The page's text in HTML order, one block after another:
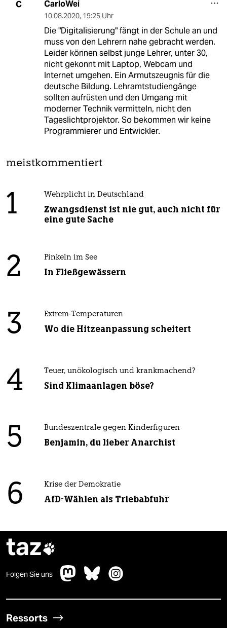
C CarloWei
10.08.2020, 19:25 Uhr
Die "Digitalisierung" fängt in der Schule an und
muss von den Lehrern nahe gebracht werden.
Leider können selbst junge Lehrer, unter 30,
nicht gekonnt mit Laptop, Webcam und
Internet umgehen. Ein Armutszeugnis für die
deutsche Bildung. Lehramtstudiengänge
sollten aufrüsten und den Umgang mit
moderner Technik vermitteln, nicht den
Tageslichtprojektor. So bekommen wir keine
Programmierer und Entwickler.
meistkommentiert
1 Wehrplicht in Deutschland
Zwangsdienst ist nie gut, auch nicht für
eine gute Sache
2 Pinkeln im See
In Fließgewässern
3 Extrem-Temperaturen
Wo die Hitzeanpassung scheitert
4 Teuer, unökologisch und krankmachend?
Sind Klimaanlagen böse?
5 Bundeszentrale gegen Kinderfiguren
Benjamin, du lieber Anarchist
6 Krise der Demokratie
AfD-Wählen als Triebabfuhr
taz
Folgen Sie uns
Ressorts